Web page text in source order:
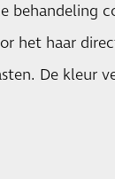
behandeling
het haar
De kleur